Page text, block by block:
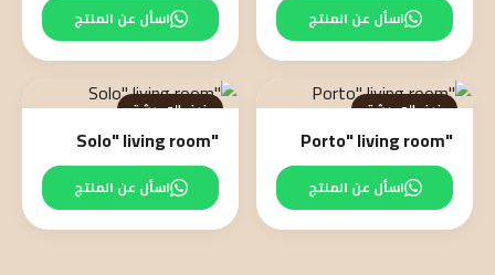
اسأل عن المنتج اسأل عن المنتج
غرف المعيشة
"Porto" living room
اسأل عن المنتج
غرف المعيشة
"Solo" living room
اسأل عن المنتج